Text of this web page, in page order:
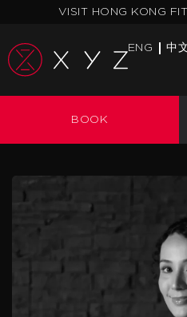
主
要
VISIT HONG KONG
ENG 中
BOOK